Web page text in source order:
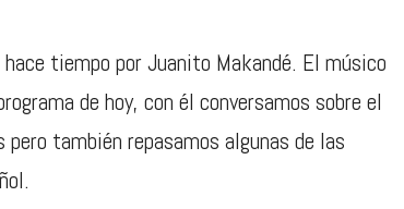
tiempo por Juanito Makandé. El músico
de hoy, con él conversamos sobre el
también repasamos algunas de las